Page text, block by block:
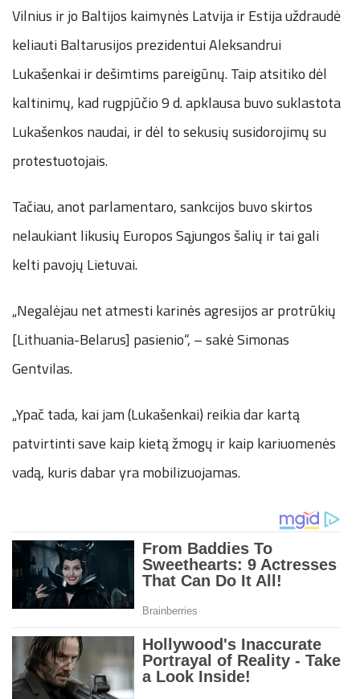
Vilnius ir jo Baltijos kaimynės Latvija ir Estija uždraudė
keliauti Baltarusijos prezidentui Aleksandrui
Lukašenkai ir dešimtims pareigūnų. Taip atsitiko dėl
kaltinimų, kad rugpjūčio 9 d. apklausa buvo suklastota
Lukašenkos naudai, ir dėl to sekusių susidorojimų su
protestuotojais.
Tačiau, anot parlamentaro, sankcijos buvo skirtos
nelaukiant likusių Europos Sąjungos šalių ir tai gali
kelti pavojų Lietuvai.
„Negalėjau net atmesti karinės agresijos ar protrūkių
[Lithuania-Belarus] pasienio“, – sakė Simonas
Gentvilas.
„Ypač tada, kai jam (Lukašenkai) reikia dar kartą
patvirtinti save kaip kietą žmogų ir kaip kariuomenės
vadą, kuris dabar yra mobilizuojamas.